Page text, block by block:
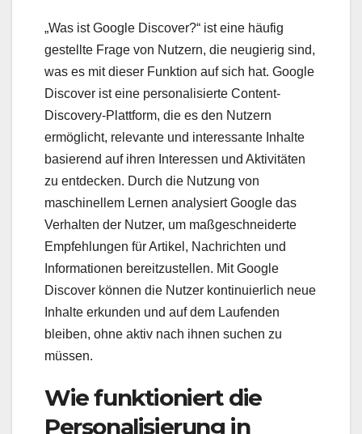
„Was ist Google Discover?“ ist eine häufig
gestellte Frage von Nutzern, die neugierig sind,
was es mit dieser Funktion auf sich hat. Google
Discover ist eine personalisierte Content-
Discovery-Plattform, die es den Nutzern
ermöglicht, relevante und interessante Inhalte
basierend auf ihren Interessen und Aktivitäten
zu entdecken. Durch die Nutzung von
maschinellem Lernen analysiert Google das
Verhalten der Nutzer, um maßgeschneiderte
Empfehlungen für Artikel, Nachrichten und
Informationen bereitzustellen. Mit Google
Discover können die Nutzer kontinuierlich neue
Inhalte erkunden und auf dem Laufenden
bleiben, ohne aktiv nach ihnen suchen zu
müssen.
Wie funktioniert die
Personalisierung in